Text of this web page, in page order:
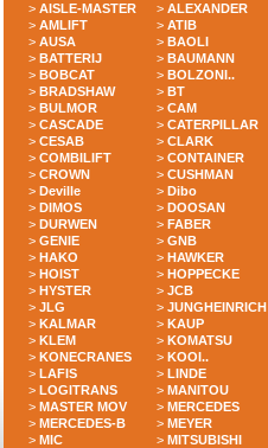
> AISLE-MASTER > ALEXANDER
> AMLIFT > ATIB
> AUSA > BAOLI
> BATTERIJ > BAUMANN
> BOBCAT > BOLZONI..
> BRADSHAW > BT
> BULMOR > CAM
> CASCADE > CATERPILLAR
> CESAB > CLARK
> COMBILIFT > CONTAINER
> CROWN > CUSHMAN
> Deville > Dibo
> DIMOS > DOOSAN
> DURWEN > FABER
> GENIE > GNB
> HAKO > HAWKER
> HOIST > HOPPECKE
> HYSTER > JCB
> JLG > JUNGHEINRICH
> KALMAR > KAUP
> KLEM > KOMATSU
> KONECRANES > KOOI..
> LAFIS > LINDE
> LOGITRANS > MANITOU
> MASTER MOV > MERCEDES
> MERCEDES-B > MEYER
> MIC > MITSUBISHI